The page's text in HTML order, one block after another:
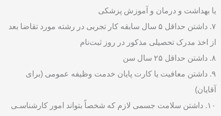
یا بهداشت و درمان و آموزش پزشکی
۷. داشتن حداقل ۵ سال سابقه کار تجربی در رشته مورد تقاضا بعد
از اخذ مدرک تحصیلی مذکور در روز ثبت‌نام
۸. داشتن حداقل ۲۵ سال سن
۹. داشتن معافیت یا کارت پایان خدمت وظیفه عمومی (برای
آقایان)
۱۰. داشتن سلامت جسمی لازم که شخصاً بتواند امور کارشناسـی